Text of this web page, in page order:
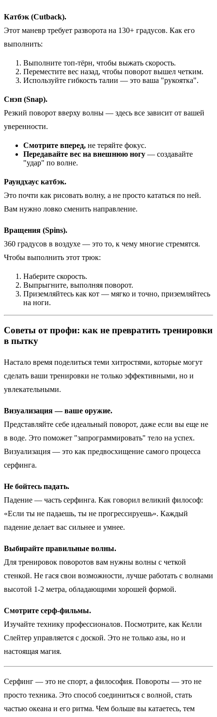
Катбэк (Cutback).
Этот маневр требует разворота на 130+ градусов. Как его
выполнить:
Выполните топ-тёрн, чтобы выжать скорость.
Переместите вес назад, чтобы поворот вышел четким.
Используйте гибкость талии — это ваша "рукоятка".
Снэп (Snap).
Резкий поворот вверху волны — здесь все зависит от вашей
уверенности.
Смотрите вперед, не теряйте фокус.
Передавайте вес на внешнюю ногу — создавайте
"удар" по волне.
Раундхаус катбэк.
Это почти как рисовать волну, а не просто кататься по ней.
Вам нужно ловко сменить направление.
Вращения (Spins).
360 градусов в воздухе — это то, к чему многие стремятся.
Чтобы выполнить этот трюк:
Наберите скорость.
Выпрыгните, выполняя поворот.
Приземляйтесь как кот — мягко и точно, приземляйтесь
на ноги.
Советы от профи: как не превратить тренировки
в пытку
Настало время поделиться теми хитростями, которые могут
сделать ваши тренировки не только эффективными, но и
увлекательными.
Визуализация — ваше оружие.
Представляйте себе идеальный поворот, даже если вы еще не
в воде. Это поможет "запрограммировать" тело на успех.
Визуализация — это как предвосхищение самого процесса
серфинга.
Не бойтесь падать.
Падение — часть серфинга. Как говорил великий философ:
«Если ты не падаешь, ты не прогрессируешь». Каждый
падение делает вас сильнее и умнее.
Выбирайте правильные волны.
Для тренировок поворотов вам нужны волны с четкой
стенкой. Не гася свои возможности, лучше работать с волнами
высотой 1-2 метра, обладающими хорошей формой.
Смотрите серф-фильмы.
Изучайте технику профессионалов. Посмотрите, как Келли
Слейтер управляется с доской. Это не только азы, но и
настоящая магия.
Серфинг — это не спорт, а философия. Повороты — это не
просто техника. Это способ соединиться с волной, стать
частью океана и его ритма. Чем больше вы катаетесь, тем